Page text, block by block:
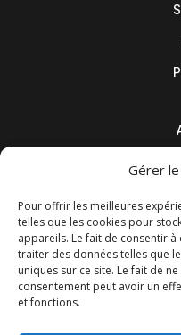
Gérer
Pour offrir les meilleures
telles que les cookies pour
appareils. Le fait de consentir
traiter des données telles que
uniques sur ce site. Le fait de
consentement peut avoir un
et fonctions.